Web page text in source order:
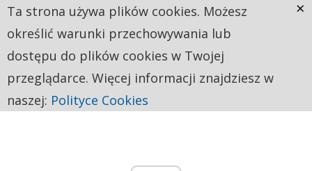
Ta strona używa plików cookies. Możesz
określić warunki przechowywania lub
dostępu do plików cookies w Twojej
przeglądarce. Więcej informacji znajdziesz w
naszej: Polityce Cookies
×